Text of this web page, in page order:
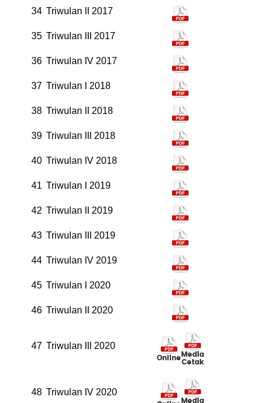
34 Triwulan II 2017
35 Triwulan III 2017
36 Triwulan IV 2017
37 Triwulan I 2018
38 Triwulan II 2018
39 Triwulan III 2018
40 Triwulan IV 2018
41 Triwulan I 2019
42 Triwulan II 2019
43 Triwulan III 2019
44 Triwulan IV 2019
45 Triwulan I 2020
46 Triwulan II 2020
47 Triwulan III 2020
OnlineMedia
Cetak
48 Triwulan IV 2020